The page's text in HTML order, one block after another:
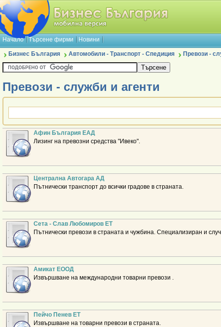
Начало Търсене фирми Новини
Бизнес България Автомобили - Транспорт - Спедиция Превози -
Превози - служби и агенти
Афин България ЕАД
Лизинг на превозни средства "Ивеко".
Централна Автогара АД
Пътнически транспорт до всички градове в страната.
Сета - Слав Любомиров ЕТ
Пътнически превози в страната и чужбина. Специализиран и
Амикат ЕООД
Извършване на международни товарни превози .
Пейчо Пенев ЕТ
Извършване на товарни превози в страната.